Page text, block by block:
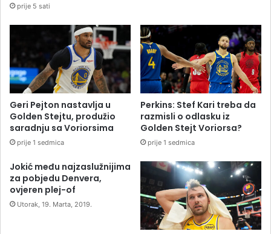
prije 5 sati
Geri Pejton nastavlja u
Golden Stejtu, produžio
saradnju sa Voriorsima
prije 1 sedmica
Perkins: Stef Kari treba da
razmisli o odlasku iz
Golden Stejt Voriorsa?
prije 1 sedmica
Jokić među najzaslužnijima
za pobjedu Denvera,
ovjeren plej-of
Utorak, 19. Marta, 2019.